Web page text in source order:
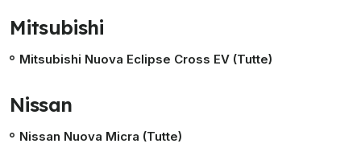
Mitsubishi
Mitsubishi Nuova Eclipse Cross EV (Tutte)
Nissan
Nissan Nuova Micra (Tutte)